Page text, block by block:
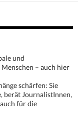
und
– auch hier
schärfen: Sie
berät JournalistInnen,
für die